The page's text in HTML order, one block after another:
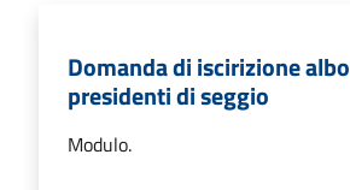
Domanda di iscirizione albo
presidenti di seggio
Modulo.